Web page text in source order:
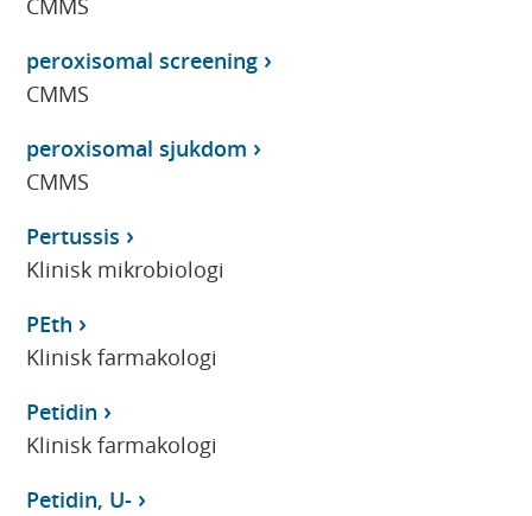
CMMS
peroxisomal screening
CMMS
peroxisomal sjukdom
CMMS
Pertussis
Klinisk mikrobiologi
PEth
Klinisk farmakologi
Petidin
Klinisk farmakologi
Petidin, U-